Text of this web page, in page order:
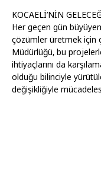
KOCAELİ’NİN
Her geçen gün
çözümler üretmek için
Müdürlüğü, bu
ihtiyaçlarını da
olduğu bilinciyle
değişikliğiyle